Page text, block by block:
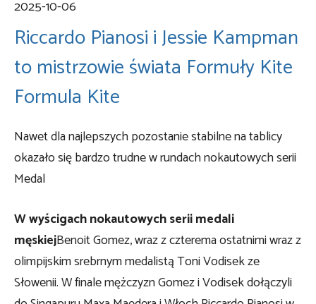
2025-10-06
Riccardo Pianosi i Jessie Kampman
to mistrzowie świata Formuły Kite
Formula Kite
Nawet dla najlepszych pozostanie stabilne na tablicy
okazało się bardzo trudne w rundach nokautowych serii
Medal
W wyścigach nokautowych serii medali
męskiejBenoit Gomez, wraz z czterema ostatnimi wraz z
olimpijskim srebrnym medalistą Toni Vodisek ze
Słowenii. W finale mężczyzn Gomez i Vodisek dołączyli